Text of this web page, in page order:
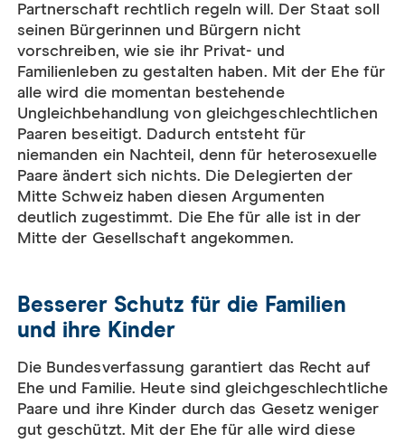
Partnerschaft rechtlich regeln will. Der Staat soll
seinen Bürgerinnen und Bürgern nicht
vorschreiben, wie sie ihr Privat- und
Familienleben zu gestalten haben. Mit der Ehe für
alle wird die momentan bestehende
Ungleichbehandlung von gleichgeschlechtlichen
Paaren beseitigt. Dadurch entsteht für
niemanden ein Nachteil, denn für heterosexuelle
Paare ändert sich nichts. Die Delegierten der
Mitte Schweiz haben diesen Argumenten
deutlich zugestimmt. Die Ehe für alle ist in der
Mitte der Gesellschaft angekommen.
Besserer Schutz für die Familien
und ihre Kinder
Die Bundesverfassung garantiert das Recht auf
Ehe und Familie. Heute sind gleichgeschlechtliche
Paare und ihre Kinder durch das Gesetz weniger
gut geschützt. Mit der Ehe für alle wird diese